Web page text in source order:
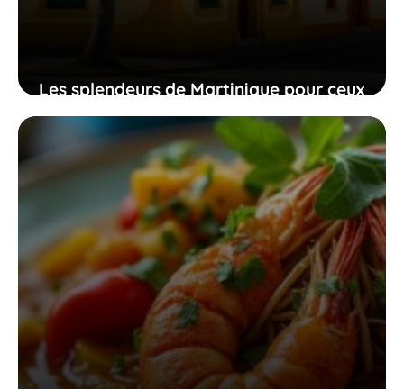
Les splendeurs de Martinique pour ceux
qui cherchent à mêler culture riche et
plages paisibles
29 juin 2026